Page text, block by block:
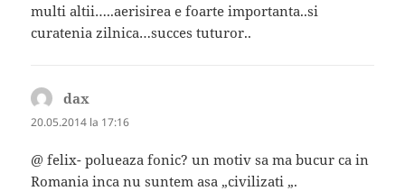
multi altii…..aerisirea e foarte importanta..si
curatenia zilnica…succes tuturor..
dax
20.05.2014 la 17:16
@ felix- polueaza fonic? un motiv sa ma bucur ca in
Romania inca nu suntem asa „civilizati „.